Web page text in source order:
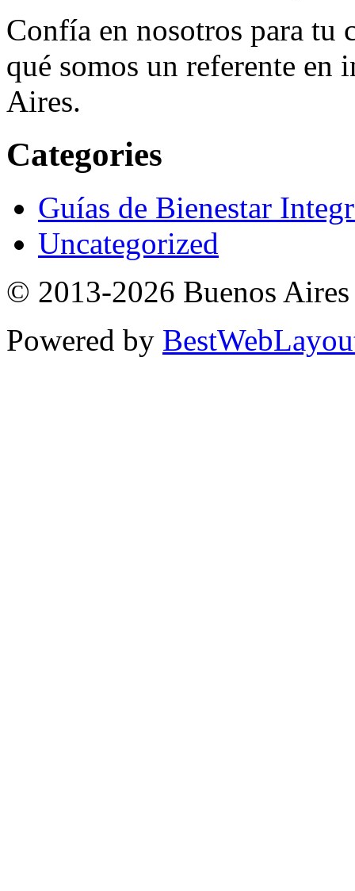
Confía en nosotros para tu
qué somos un referente en
Aires.
Categories
Guías de Bienestar
Uncategorized
© 2013-2026 Buenos Aires
Powered by